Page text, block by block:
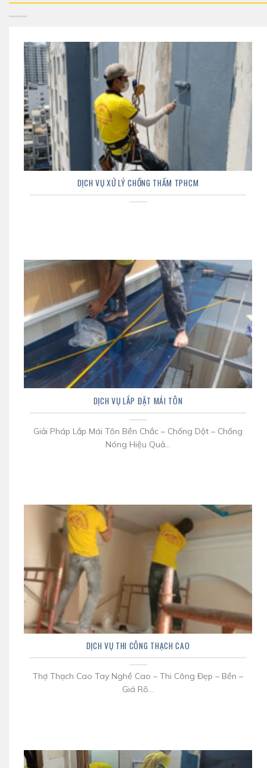
DỊCH VỤ XỬ LÝ CHỐNG THẤM TPHCM
DỊCH VỤ LẮP ĐẶT MÁI TÔN
Giải Pháp Lắp Mái Tôn Bền Chắc – Chống Dột – Chống
Nóng Hiệu Quả...
DỊCH VỤ THI CÔNG THẠCH CAO
Thợ Thạch Cao Tay Nghề Cao – Thi Công Đẹp – Bền –
Giá Rõ...